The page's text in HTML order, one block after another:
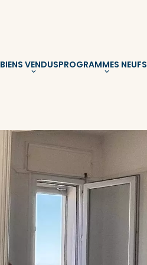
BIENS VENDUSPROGRAMMES NEUFS